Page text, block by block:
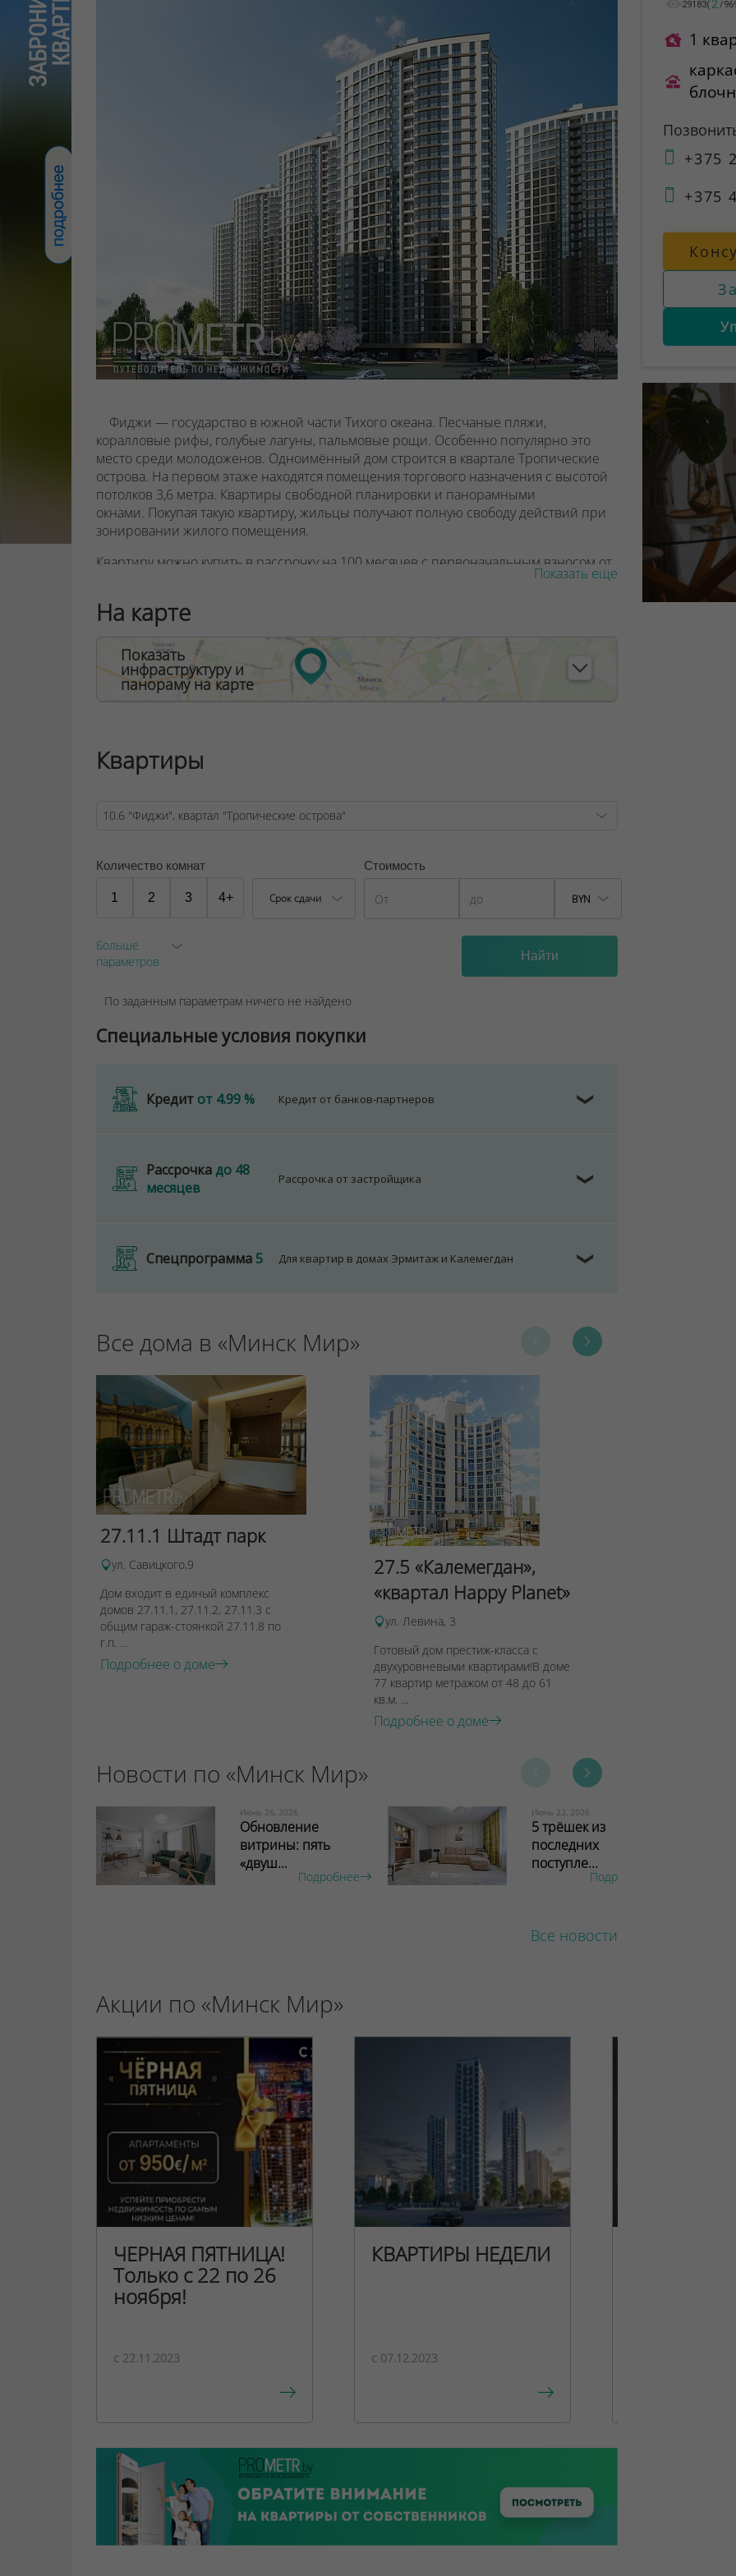
Фиджи — государство в южной части Тихого океана. Песчаные пляжи,
коралловые рифы, голубые лагуны, пальмовые рощи. Особенно популярно это
место среди молодоженов. Одноимённый дом строится в квартале Тропические
острова. На первом этаже находятся помещения торгового назначения с высотой
потолков 3,6 метра. Квартиры свободной планировки и панорамными
окнами. Покупая такую квартиру, жильцы получают полную свободу действий при
зонировании жилого помещения.
Квартиру можно купить в рассрочку на 100 месяцев с первоначальным взносом от
ООО "Твоя столицаконсалт", УНП 190285638, лицензия №02240/129 от 06.09.06г.
Договор на оказание риэлтерских услуг № 447/6, от 04.09.2025
Показать еще
На карте
Показать
инфраструктуру и
панораму на карте
Квартиры
Количество комнат
1 2 3 4+ Срок сдачи
Стоимость
BYN
Больше
параметров
По заданным параметрам ничего не найдено
Специальные условия покупки
Кредит от 4.99 % Кредит от банков-партнеров ❯
Рассрочкадо 48
месяцев
Рассрочка от застройщика ❯
Спецпрограмма5 Для квартир в домах Эрмитаж и Калемегдан ❯
Все дома в «Минск Мир»
27.11.1 Штадт парк
ул. Савицкого,9
Дом входит в единый комплекс
домов 27.11.1, 27.11.2, 27.11.3 с
общим гараж-стоянкой 27.11.8 по
г.п. ...
Подробнее о доме
27.5 «Калемегдан»,
«квартал Happy Planet»
ул. Левина, 3
Готовый дом престиж-класса с
двухуровневыми квартирами!В доме
77 квартир метражом от 48 до 61
кв.м. ...
Подробнее о доме
Новости по «Минск Мир»
Июнь 26, 2026
Обновление
витрины: пять
«двуш...
Подробнее
Июнь 22, 2026
5 трёшек из
последних
поступле...
Подробнее
Все новости
Акции по «Минск Мир»
ЧЕРНАЯ ПЯТНИЦА!
Только с 22 по 26
ноября!
c 22.11.2023
КВАРТИРЫ НЕДЕЛИ
c 07.12.2023
29183( 2 /
1
+375
+375